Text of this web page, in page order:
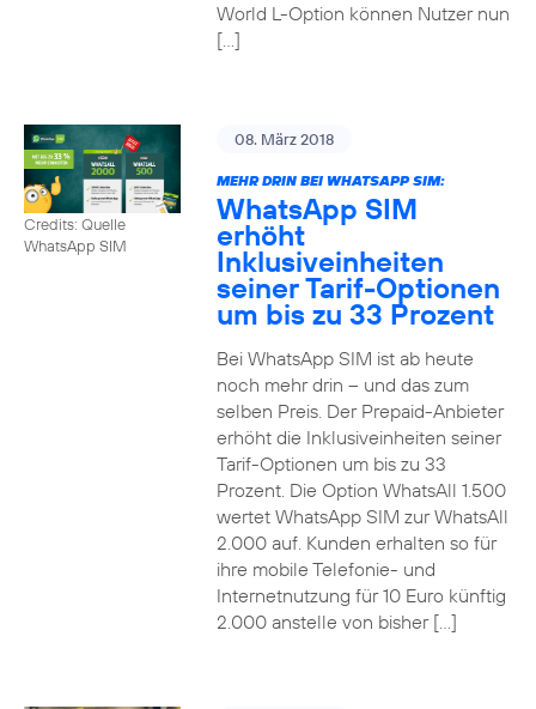
World L-Option können Nutzer nun
[…]
Credits: Quelle
WhatsApp SIM
08. März 2018
MEHR DRIN BEI WHATSAPP SIM:
WhatsApp SIM
erhöht
Inklusiveinheiten
seiner Tarif-Optionen
um bis zu 33 Prozent
Bei WhatsApp SIM ist ab heute
noch mehr drin – und das zum
selben Preis. Der Prepaid-Anbieter
erhöht die Inklusiveinheiten seiner
Tarif-Optionen um bis zu 33
Prozent. Die Option WhatsAll 1.500
wertet WhatsApp SIM zur WhatsAll
2.000 auf. Kunden erhalten so für
ihre mobile Telefonie- und
Internetnutzung für 10 Euro künftig
2.000 anstelle von bisher […]